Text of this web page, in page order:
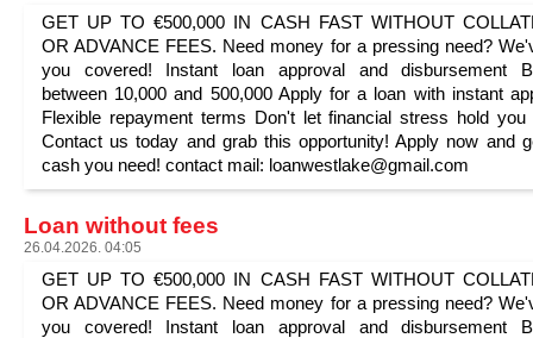
GET UP TO €500,000 IN CASH FAST WITHOUT
OR ADVANCE FEES. Need money for a pressing need?
you covered! Instant loan approval and disbursement
between 10,000 and 500,000 Apply for a loan with instant
Flexible repayment terms Don't let financial stress hold you
Contact us today and grab this opportunity! Apply now and
cash you need! contact mail: loanwestlake@gmail.com
Loan without fees
26.04.2026. 04:05
GET UP TO €500,000 IN CASH FAST WITHOUT
OR ADVANCE FEES. Need money for a pressing need?
you covered! Instant loan approval and disbursement